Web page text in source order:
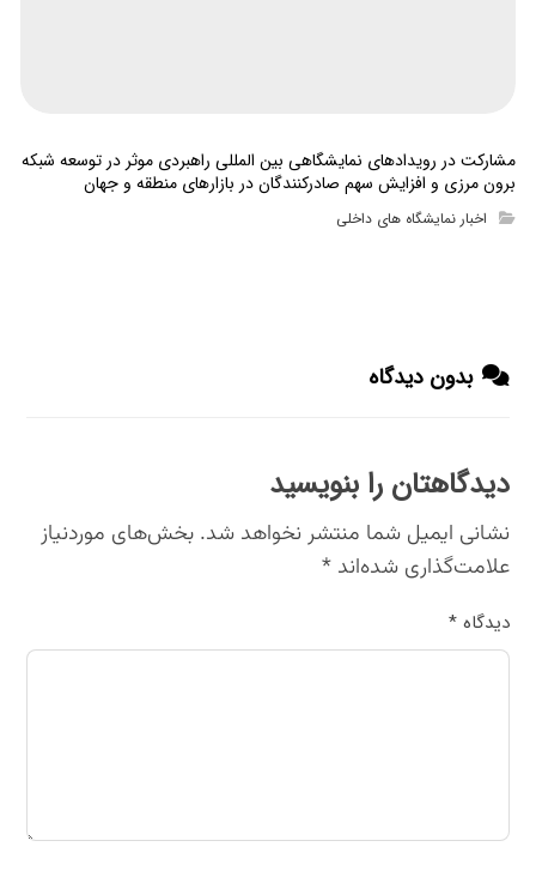
مشارکت در رویدادهای نمایشگاهی بین المللی راهبردی موثر در توسعه شبکه
برون مرزی و افزایش سهم صادرکنندگان در بازارهای منطقه و جهان
اخبار نمایشگاه های داخلی
بدون دیدگاه
دیدگاهتان را بنویسید
نشانی ایمیل شما منتشر نخواهد شد. بخش‌های موردنیاز
علامت‌گذاری شده‌اند*
دیدگاه*